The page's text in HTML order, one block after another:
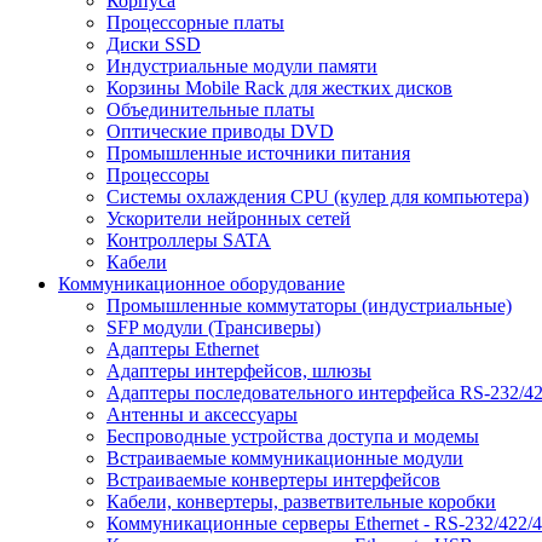
Процессорные платы
Диски SSD
Индустриальные модули памяти
Корзины Mobile Rack для жестких дисков
Объединительные платы
Оптические приводы DVD
Промышленные источники питания
Процессоры
Системы охлаждения CPU (кулер для компьютера)
Ускорители нейронных сетей
Контроллеры SATA
Кабели
Коммуникационное оборудование
Промышленные коммутаторы (индустриальные)
SFP модули (Трансиверы)
Адаптеры Ethernet
Адаптеры интерфейсов, шлюзы
Адаптеры последовательного интерфейса RS-232/
Антенны и аксессуары
Беспроводные устройства доступа и модемы
Встраиваемые коммуникационные модули
Встраиваемые конвертеры интерфейсов
Кабели, конвертеры, разветвительные коробки
Коммуникационные серверы Ethernet - RS-232/422/